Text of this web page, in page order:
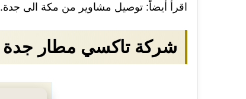
اقرأ أيضاً: توصيل مشاوير من مكة الى جدة.
شركة تاكسي مطار جدة